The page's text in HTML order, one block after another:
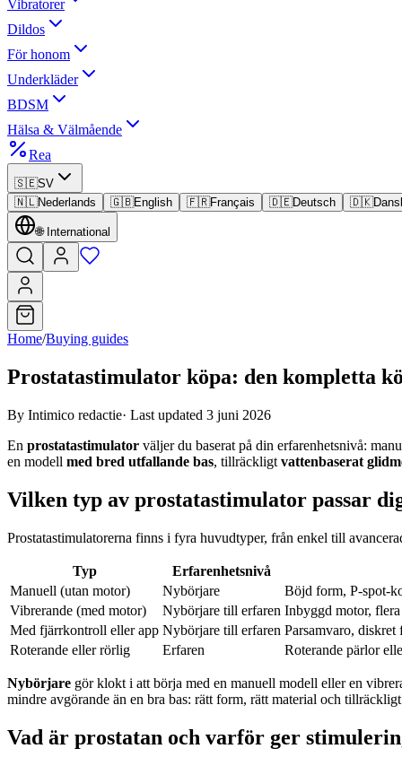
Vibratorer
Dildos
För honom
Underkläder
BDSM
Hälsa & Välmående
Rea
🇸🇪SV
🇳🇱Nederlands 🇬🇧English 🇫🇷Français 🇩🇪Deutsch 🇩🇰
🌐 International
Home/Buying guides
Prostatastimulator köpa: den kompletta
By Intimico redactie· Last updated 3 juni 2026
En prostatastimulator väljer du baserat på din erfarenhetsnivå:
en modell med bred utfallande bas, tillräckligt vattenbaserat
Vilken typ av prostatastimulator passar
Prostatastimulatorerna finns i fyra huvudtyper, från enkel till
Typ Erfarenhetsnivå
Manuell (utan motor)
Nybörjare Böjd form, P-spot-
Vibrerande (med motor)
Nybörjare till erfaren Inbyggd motor,
Med fjärrkontroll eller app Nybörjare till erfaren Parsamvaro,
Roterande eller rörlig
Erfaren Roterande pärlor
Nybörjare gör klokt i att börja med en manuell modell eller en
mindre avgörande än en bra bas: rätt form, rätt material och
Vad är prostatan och varför ger